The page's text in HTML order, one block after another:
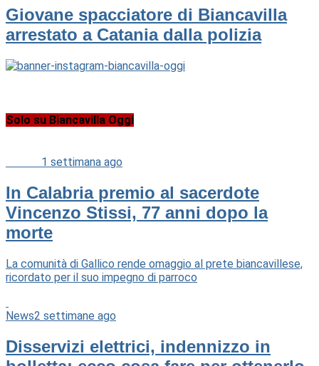
Giovane spacciatore di Biancavilla
arrestato a Catania dalla polizia
Solo su Biancavilla Oggi
1 settimana ago
In Calabria premio al sacerdote
Vincenzo Stissi, 77 anni dopo la
morte
La comunità di Gallico rende omaggio al prete biancavillese,
ricordato per il suo impegno di parroco
News2 settimane ago
Disservizi elettrici, indennizzo in